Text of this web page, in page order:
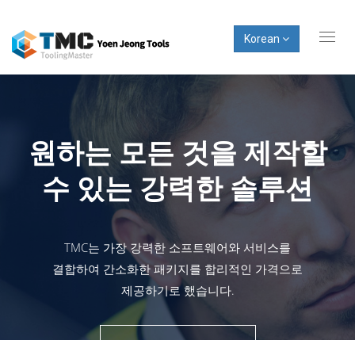
Korean
원하는 모든 것을 제작할
수 있는 강력한 솔루션
TMC는 가장 강력한 소프트웨어와 서비스를
결합하여 간소화한 패키지를 합리적인 가격으로
제공하기로 했습니다.